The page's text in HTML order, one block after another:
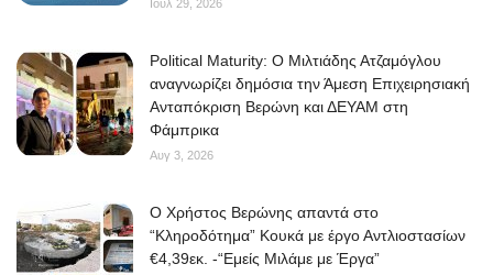
Ιουλ 29, 2026
Political Maturity: Ο Μιλτιάδης Ατζαμόγλου
αναγνωρίζει δημόσια την Άμεση Επιχειρησιακή
Ανταπόκριση Βερώνη και ΔΕΥΑΜ στη
Φάμπρικα
Αυγ 3, 2026
O Χρήστος Βερώνης απαντά στο
“Κληροδότημα” Κουκά με έργο Αντλιοστασίων
€4,39εκ. -“Εμείς Μιλάμε με Έργα”